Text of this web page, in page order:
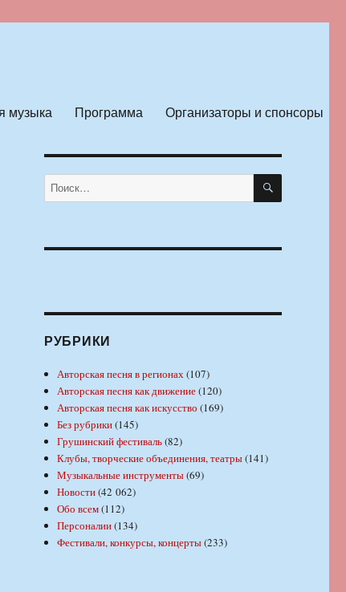
музыка Программа Организаторы и спонсоры
Искать: ПОИСК
РУБРИКИ
Авторская песня в регионах(107)
Авторская песня как движение(120)
Авторская песня как искусство (169)
Без рубрики(145)
Грушинский фестиваль(82)
Клубы, творческие объединения, театры(141)
Музыкальные инструменты(69)
Новости(42 062)
Обо всем(112)
Персоналии(134)
Фестивали, конкурсы, концерты(233)